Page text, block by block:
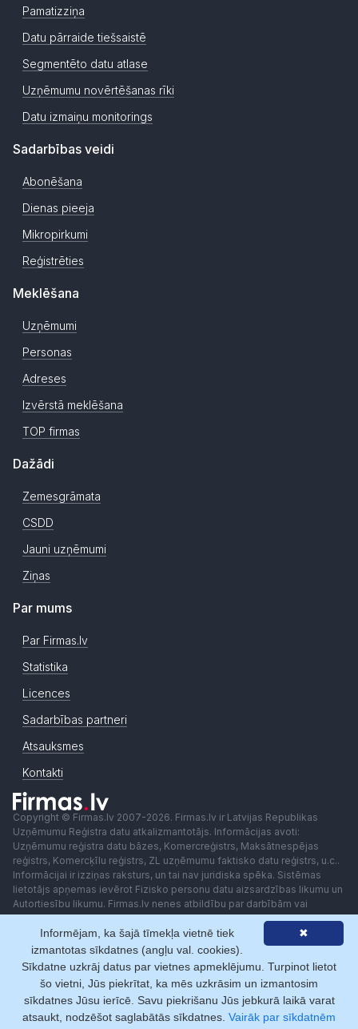
Pamatizziņa
Datu pārraide tiešsaistē
Segmentēto datu atlase
Uzņēmumu novērtēšanas rīki
Datu izmaiņu monitorings
Sadarbības veidi
Abonēšana
Dienas pieeja
Mikropirkumi
Reģistrēties
Meklēšana
Uzņēmumi
Personas
Adreses
Izvērstā meklēšana
TOP firmas
Dažādi
Zemesgrāmata
CSDD
Jauni uzņēmumi
Ziņas
Par mums
Par Firmas.lv
Statistika
Licences
Sadarbības partneri
Atsauksmes
Kontakti
Copyright © Firmas.lv 2007-2026. Firmas.lv ir Latvijas Republikas
Uzņēmumu Reģistra datu atkalizmantotājs. Informācijas avoti:
Uzņēmumu reģistra datu bāzes, Komercreģistrs, Maksātnespējas
reģistrs, Komercķīlu reģistrs, ZL uzņēmumu faktisko datu reģistrs, u.c..
Informācijai ir izziņas raksturs, un tai nav juridiska spēka. Sistēmas
lietotājs apņemas ievērot Fizisko personu datu aizsardzības likumu un
Autortiesību likumu. Firmas.lv nenes atbildību par darbībām vai
lēmumiem, kas balstīti uz saņemto pakalpojumu. Lietotājam aizliegts
izmantot jebkādas automatizētas sistēmas vai iekārtas (robotus)
piekļuvei sistēmai bez rakstiskas saskaņošanas ar Firmas.lv. Galvenā
redaktore: Ingūna Pempere.
Lietošanas noteikumi
Privātuma politika Norēķini ar
✖
Informējam, ka šajā tīmekļa vietnē tiek
izmantotas sīkdatnes (angļu val. cookies).
Sīkdatne uzkrāj datus par vietnes apmeklējumu. Turpinot lietot
šo vietni, Jūs piekrītat, ka mēs uzkrāsim un izmantosim
sīkdatnes Jūsu ierīcē. Savu piekrišanu Jūs jebkurā laikā varat
atsaukt, nodzēšot saglabātās sīkdatnes. Vairāk par sīkdatnēm